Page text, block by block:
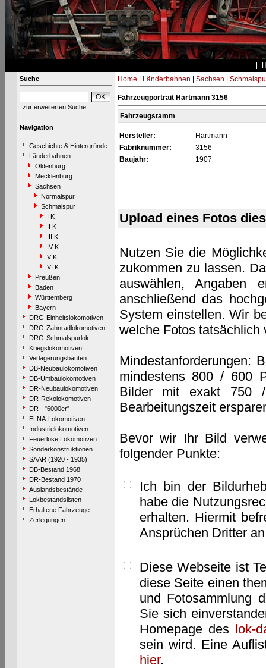
Suche
zur erweiterten Suche
Navigation
Geschichte & Hintergründe
Länderbahnen
Oldenburg
Mecklenburg
Sachsen
Normalspur
Schmalspur
I K
II K
III K
IV K
V K
VI K
Preußen
Baden
Württemberg
Bayern
DRG-Einheitslokomotiven
DRG-Zahnradlokomotiven
DRG-Schmalspurlok.
Kriegslokomotiven
Verlagerungsbauten
DB-Neubaulokomotiven
DB-Umbaulokomotiven
DR-Neubaulokomotiven
DR-Rekolokomotiven
DR - "6000er"
ELNA-Lokomotiven
Industrielokomotiven
Feuerlose Lokomotiven
Sonderkonstruktionen
SAAR (1920 - 1935)
DB-Bestand 1968
DR-Bestand 1970
Auslandsbestände
Lokbestandslisten
Erhaltene Fahrzeuge
Zerlegungen
Home Länderbahnen Sachsen
Fahrzeugportrait Hartmann 3156
Fahrzeugstamm
Hersteller:
Hartmann
Fabriknummer:
3156
Baujahr:
1907
Upload eines Fotos
Nutzen Sie die
zukommen zu lassen.
auswählen, Angaben
anschließend das
System einstellen. Wir
welche Fotos tatsächlich
Mindestanforderungen:
mindestens 800 / 600
Bilder mit exakt 750
Bearbeitungszeit
Bevor wir Ihr Bild
folgender Punkte:
Ich bin der
habe die
erhalten. Hiermit
Ansprüchen Dritter
Diese Webseite ist
diese Seite einen
und Fotosammlung
Sie sich
Homepage des lok-
sein wird. Eine
hier.